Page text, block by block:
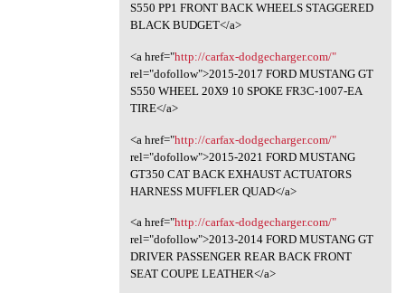
S550 PP1 FRONT BACK WHEELS STAGGERED
BLACK BUDGET</a>
<a href="http://carfax-dodgecharger.com/"
rel="dofollow">2015-2017 FORD MUSTANG GT
S550 WHEEL 20X9 10 SPOKE FR3C-1007-EA
TIRE</a>
<a href="http://carfax-dodgecharger.com/"
rel="dofollow">2015-2021 FORD MUSTANG
GT350 CAT BACK EXHAUST ACTUATORS
HARNESS MUFFLER QUAD</a>
<a href="http://carfax-dodgecharger.com/"
rel="dofollow">2013-2014 FORD MUSTANG GT
DRIVER PASSENGER REAR BACK FRONT
SEAT COUPE LEATHER</a>